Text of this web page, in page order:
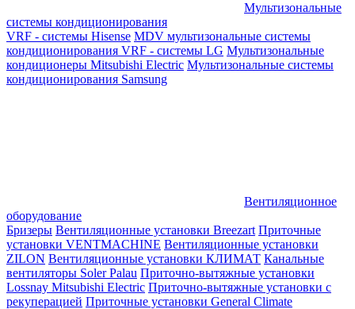
Мультизональные
системы кондиционирования
VRF - системы Hisense MDV мультизональные системы
кондиционирования VRF - системы LG Мультизональные
кондиционеры Mitsubishi Electric Мультизональные системы
кондиционирования Samsung
Вентиляционное
оборудование
Бризеры Вентиляционные установки Breezart Приточные
установки VENTMACHINE Вентиляционные установки
ZILON Вентиляционные установки КЛИМАТ Канальные
вентиляторы Soler Palau Приточно-вытяжные установки
Lossnay Mitsubishi Electric Приточно-вытяжные установки с
рекуперацией Приточные установки General Climate